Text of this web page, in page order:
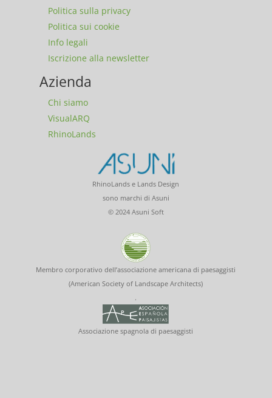
Politica sulla privacy
Politica sui cookie
Info legali
Iscrizione alla newsletter
Azienda
Chi siamo
VisualARQ
RhinoLands
RhinoLands e Lands Design
sono marchi di Asuni
© 2024 Asuni Soft
Membro corporativo dell’associazione americana di paesaggisti
(American Society of Landscape Architects)
.
Associazione spagnola di paesaggisti